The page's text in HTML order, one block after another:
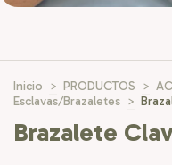
Inicio > PRODUCTOS >
Esclavas/Brazaletes >
Brazalete